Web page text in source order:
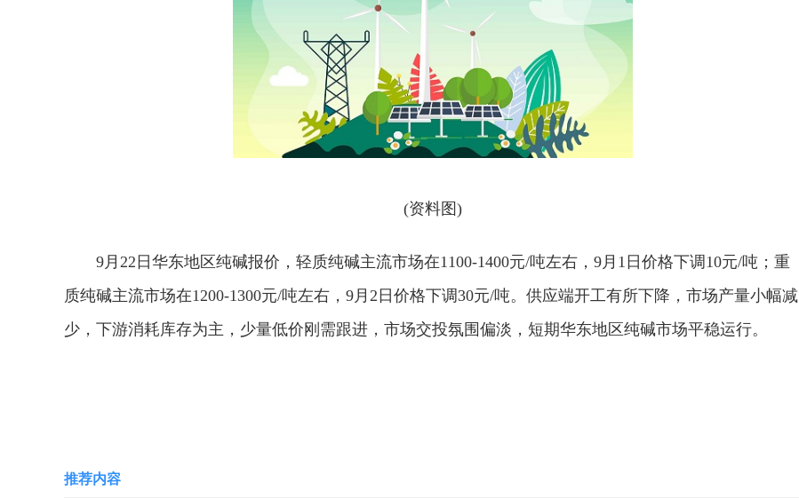
(资料图)
9月22日华东地区纯碱报价，轻质纯碱主流市场在1100-1400元/吨左右，9月1日价格下调10元/吨；重
质纯碱主流市场在1200-1300元/吨左右，9月2日价格下调30元/吨。供应端开工有所下降，市场产量小幅减
少，下游消耗库存为主，少量低价刚需跟进，市场交投氛围偏淡，短期华东地区纯碱市场平稳运行。
推荐内容